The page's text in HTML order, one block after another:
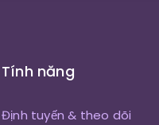
Tính năng
Định tuyến & theo dõi